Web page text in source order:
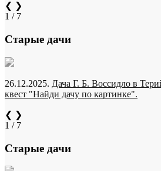
❮ ❯
1 / 7
Старые дачи
26.12.2025. Дача Г. Б. Воссидло в
квест "Найди дачу по картинке".
❮ ❯
1 / 7
Старые дачи